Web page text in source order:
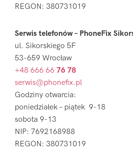
REGON: 380731019
Serwis telefonów – PhoneFix
ul. Sikorskiego 5F
53-659 Wrocław
+48 666 66 76 78
serwis@phonefix.pl
Godziny otwarcia:
poniedziałek – piątek 9-18
sobota 9-13
NIP: 7692168988
REGON: 380731019